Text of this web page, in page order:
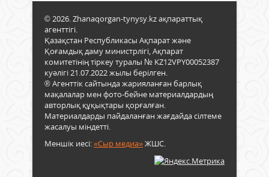
© 2026. Zhanaqorgan-tynysy.kz ақпараттық
агенттігі.
Қазақстан Республикасы Ақпарат және
Қоғамдық даму министрлігі, Ақпарат
комитетінің тіркеу туралы № KZ12VPY00052387
куәлігі 21.07.2022 жылы берілген.
® Агенттік сайтында жарияланған барлық
мақалалар мен фото-бейне материалдардың
авторлық құқықтары қорғалған.
Материалдарды пайдаланған жағдайда сілтеме
жасалуы міндетті.
Меншік иесі:«Сыр медиа»ЖШС.